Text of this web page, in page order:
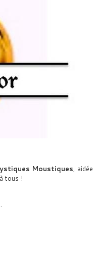
Moustiques, aidée
tous !